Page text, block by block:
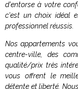
d'entorse à votre
c'est un choix idéal
professionnel réussis.
Nos appartements
centre-ville, des
qualité/prix très
vous offrent le
détente et liberté.